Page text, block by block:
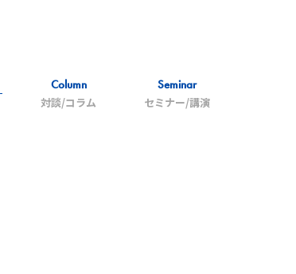
Column
対談/コラム
Seminar
セミナー/講演